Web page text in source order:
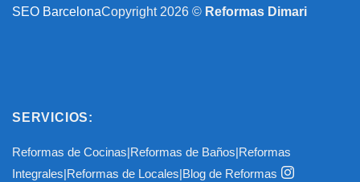
SEO BarcelonaCopyright 2026 © Reformas Dimari
SERVICIOS:
Reformas de Cocinas|Reformas de Baños|Reformas
Integrales|Reformas de Locales|Blog de Reformas